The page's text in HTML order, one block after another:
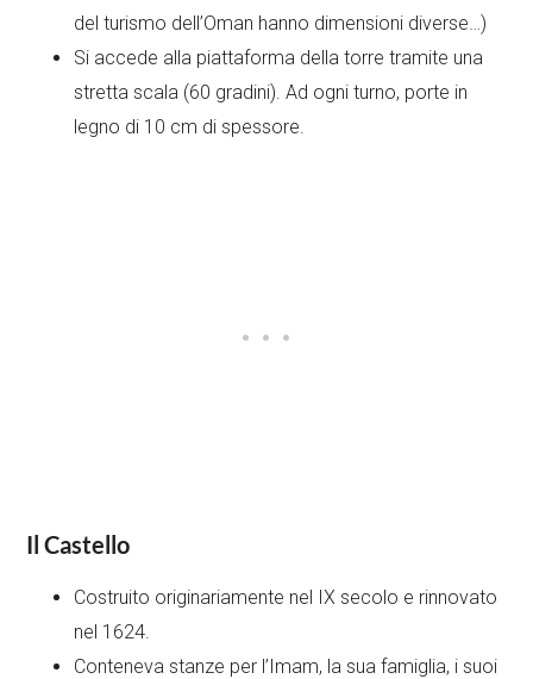
del turismo dell’Oman hanno dimensioni diverse…)
Si accede alla piattaforma della torre tramite una
stretta scala (60 gradini). Ad ogni turno, porte in
legno di 10 cm di spessore.
Il Castello
Costruito originariamente nel IX secolo e rinnovato
nel 1624.
Conteneva stanze per l’Imam, la sua famiglia, i suoi